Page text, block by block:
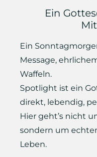
Ein
Ein
Message,
Waffeln.
Spotlight ist ein
direkt, lebendig,
Hier geht’s nicht
sondern um
Leben.